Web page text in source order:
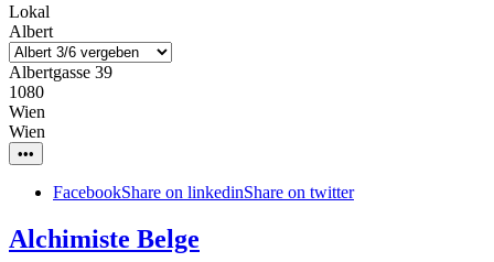
Lokal
Albert
Albertgasse 39
1080
Wien
Wien
•••
FacebookShare on linkedinShare on twitter
Alchimiste Belge